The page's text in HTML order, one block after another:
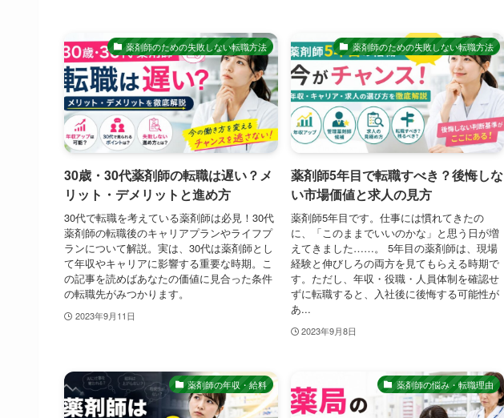
薬剤師のための失敗しない転職方法
30歳・30代薬剤師の転職は遅い？メ
リット・デメリットと進め方
30代で転職を考えている薬剤師は必見！30代
薬剤師の転職後のキャリアプランやライフプ
ランについて解説。実は、30代は薬剤師とし
て年収やキャリアに影響する重要な時期。こ
の記事を読めばあなたの価値に見合った条件
の転職先がみつかります。
2023年9月11日
薬剤師のための失敗しない転職方法
薬剤師5年目で転職すべき？後悔しな
い市場価値と求人の見方
薬剤師5年目です。仕事には慣れてきたの
に、「このままでいいのかな」と思う日が増
えてきました……。 5年目の薬剤師は、現場
経験と伸びしろの両方を見てもらえる時期で
す。ただし、年収・役職・人員体制を確認せ
ずに転職すると、入社後に後悔する可能性が
あ...
2023年9月8日
薬剤師の年収・給料 薬剤師の悩み・転職理由